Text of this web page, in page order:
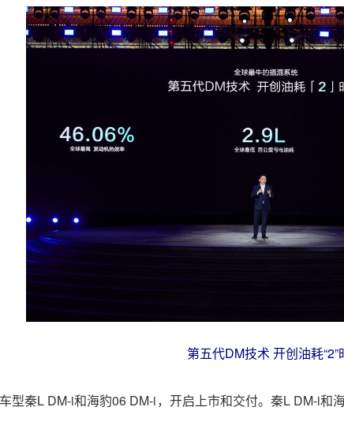
第五代DM技术 开创油耗“2”
型秦L DM-i和海豹06 DM-i，开启上市和交付。秦L DM-i和